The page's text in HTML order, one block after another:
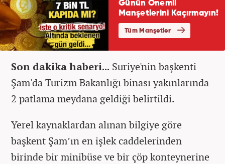
Son dakika haberi... Suriye'nin başkenti
Şam'da Turizm Bakanlığı binası yakınlarında
2 patlama meydana geldiği belirtildi.
Yerel kaynaklardan alınan bilgiye göre
başkent Şam’ın en işlek caddelerinden
birinde bir minibüse ve bir çöp konteynerine